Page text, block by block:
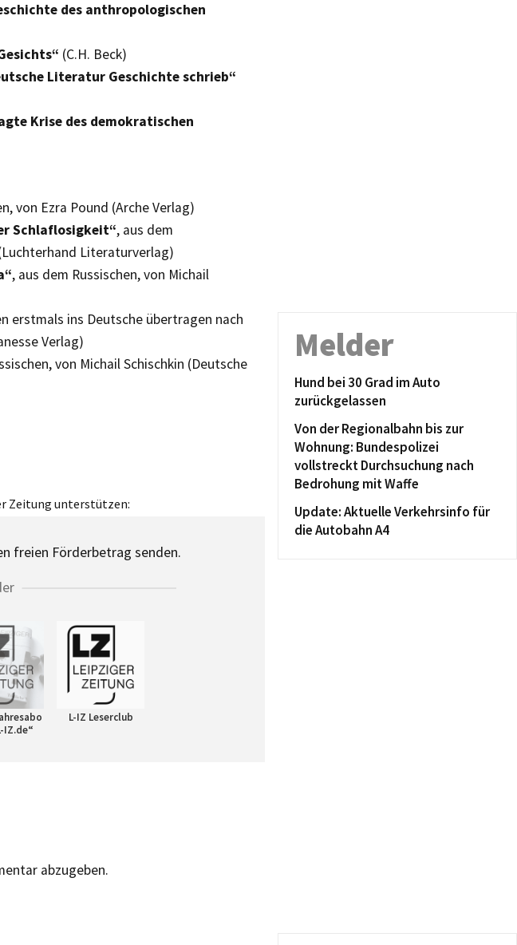
des anthropologischen
(C.H. Beck)
Literatur Geschichte schrieb“
Krise des demokratischen
von Ezra Pound (Arche Verlag)
Schlaflosigkeit“, aus dem
Literaturverlag)
, aus dem Russischen, von Michail
erstmals ins Deutsche übertragen nach
Verlag)
von Michail Schischkin (Deutsche
Zeitung unterstützen:
freien Förderbetrag senden.
IZ.de“
L-IZ Leserclub
abzugeben.
Melder
Hund bei 30 Grad im Auto
zurückgelassen
Von der Regionalbahn bis zur
Wohnung: Bundespolizei
vollstreckt Durchsuchung nach
Bedrohung mit Waffe
Update: Aktuelle Verkehrsinfo für
die Autobahn A4